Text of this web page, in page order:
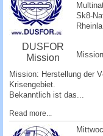
DUSFOR
Mission
Sk8-
Mission: Herstellung der
Krisengebiet.
Bekanntlich ist das...
Read more...